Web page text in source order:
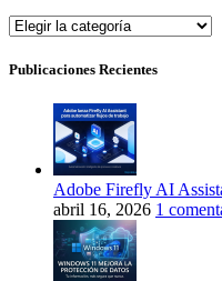
Categorias
Publicaciones Recientes
Adobe Firefly AI
abril 16, 2026 1